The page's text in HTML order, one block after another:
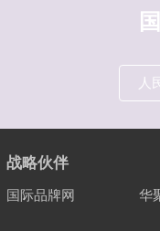
人
战略伙伴
国际品牌网 华